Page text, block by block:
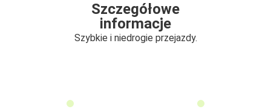
Szczegółowe
informacje
Szybkie i niedrogie przejazdy.